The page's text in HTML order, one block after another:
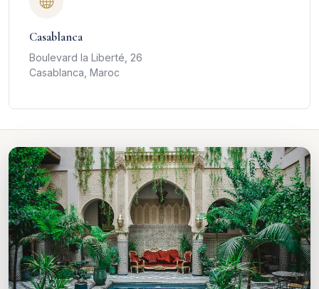
Casablanca
Boulevard la Liberté, 26
Casablanca, Maroc